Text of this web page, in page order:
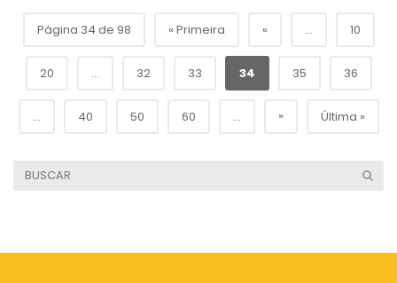
Página 34 de 98 « Primeira « ... 10
20 ... 32 33 34 35 36
... 40 50 60 ... » Última »